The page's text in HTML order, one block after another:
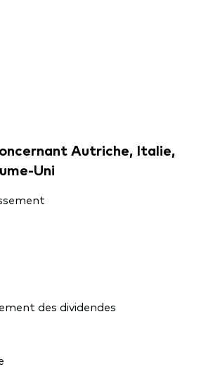
Autriche, Italie,
Uni
des dividendes